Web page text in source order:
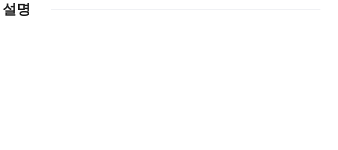
명